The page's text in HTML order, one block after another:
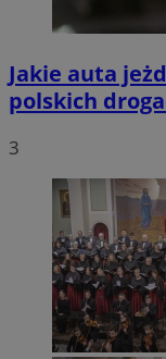
Jakie auta
polskich
3